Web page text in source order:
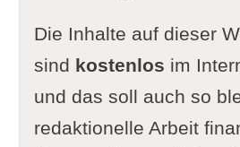
Die Inhalte auf dieser
sind kostenlos im
und das soll auch so
redaktionelle Arbeit